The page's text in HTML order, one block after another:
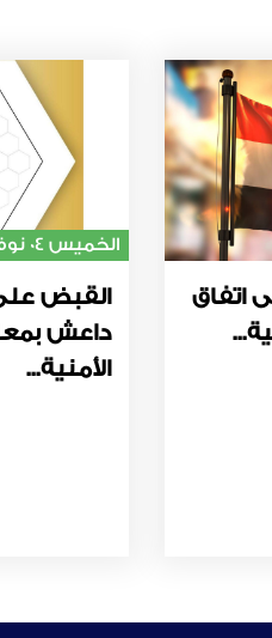
اتفاق
الخميس 04 نوفمبر
القبض
داعش
الأمنية...